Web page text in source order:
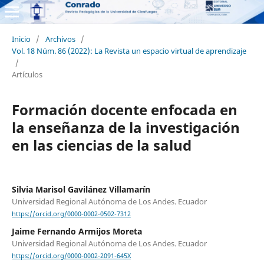
Inicio / Archivos /
Vol. 18 Núm. 86 (2022): La Revista un espacio virtual de aprendizaje
/
Artículos
Formación docente enfocada en
la enseñanza de la investigación
en las ciencias de la salud
Silvia Marisol Gavilánez Villamarín
Universidad Regional Autónoma de Los Andes. Ecuador
https://orcid.org/0000-0002-0502-7312
Jaime Fernando Armijos Moreta
Universidad Regional Autónoma de Los Andes. Ecuador
https://orcid.org/0000-0002-2091-645X